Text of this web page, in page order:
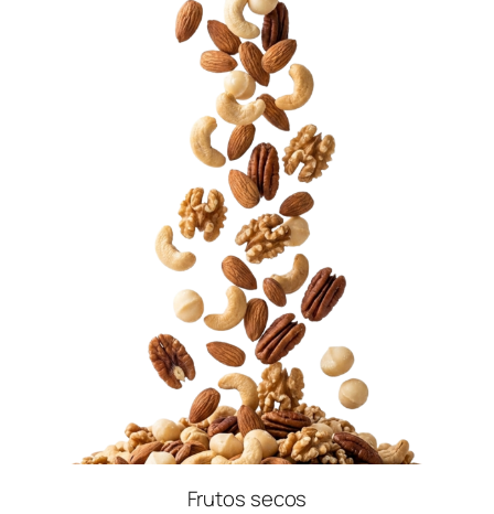
Frutos secos